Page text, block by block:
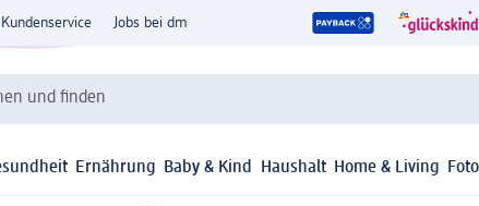
Kundenservice Jobs bei dm
und finden
Ernährung Baby & Kind Haushalt Home & Living Foto